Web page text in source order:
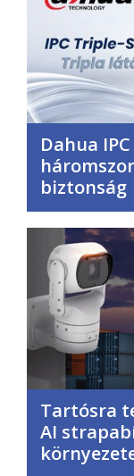
Dahua
biztonság
Tartósra
AI